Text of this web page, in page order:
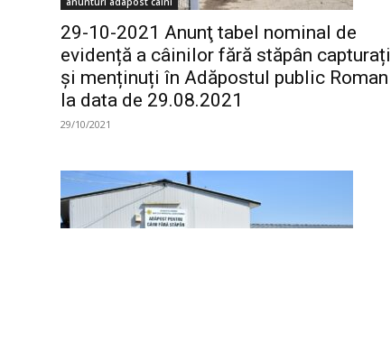
29-10-2021 Anunţ tabel nominal de
evidență a câinilor fără stăpân capturați
și menținuți în Adăpostul public Roman
la data de 29.08.2021
29/10/2021